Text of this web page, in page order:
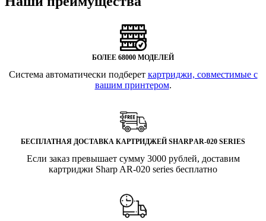
БОЛЕЕ 68000 МОДЕЛЕЙ
Система автоматически подберет картриджи, совместимые с
вашим принтером.
БЕСПЛАТНАЯ ДОСТАВКА КАРТРИДЖЕЙ SHARP AR-020 SERIES
Если заказ превышает сумму 3000 рублей, доставим
картриджи Sharp AR-020 series бесплатно